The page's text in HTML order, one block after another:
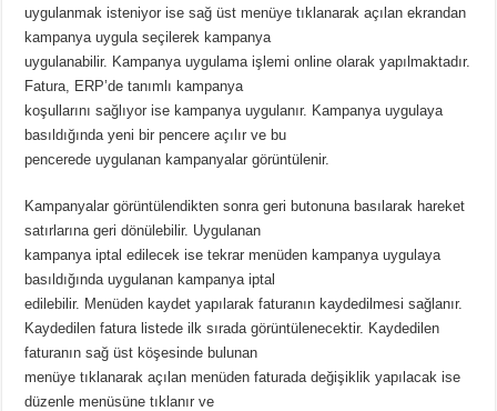
uygulanmak isteniyor ise sağ üst menüye tıklanarak açılan ekrandan
kampanya uygula seçilerek kampanya
uygulanabilir. Kampanya uygulama işlemi online olarak yapılmaktadır.
Fatura, ERP’de tanımlı kampanya
koşullarını sağlıyor ise kampanya uygulanır. Kampanya uygulaya
basıldığında yeni bir pencere açılır ve bu
pencerede uygulanan kampanyalar görüntülenir.
Kampanyalar görüntülendikten sonra geri butonuna basılarak hareket
satırlarına geri dönülebilir. Uygulanan
kampanya iptal edilecek ise tekrar menüden kampanya uygulaya
basıldığında uygulanan kampanya iptal
edilebilir. Menüden kaydet yapılarak faturanın kaydedilmesi sağlanır.
Kaydedilen fatura listede ilk sırada görüntülenecektir. Kaydedilen
faturanın sağ üst köşesinde bulunan
menüye tıklanarak açılan menüden faturada değişiklik yapılacak ise
düzenle menüsüne tıklanır ve